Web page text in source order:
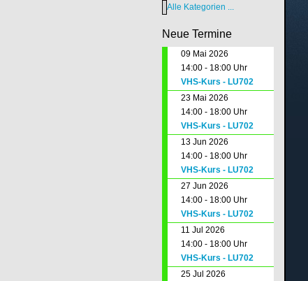
Alle Kategorien ...
Neue Termine
09 Mai 2026
14:00 - 18:00 Uhr
VHS-Kurs - LU702
23 Mai 2026
14:00 - 18:00 Uhr
VHS-Kurs - LU702
13 Jun 2026
14:00 - 18:00 Uhr
VHS-Kurs - LU702
27 Jun 2026
14:00 - 18:00 Uhr
VHS-Kurs - LU702
11 Jul 2026
14:00 - 18:00 Uhr
VHS-Kurs - LU702
25 Jul 2026